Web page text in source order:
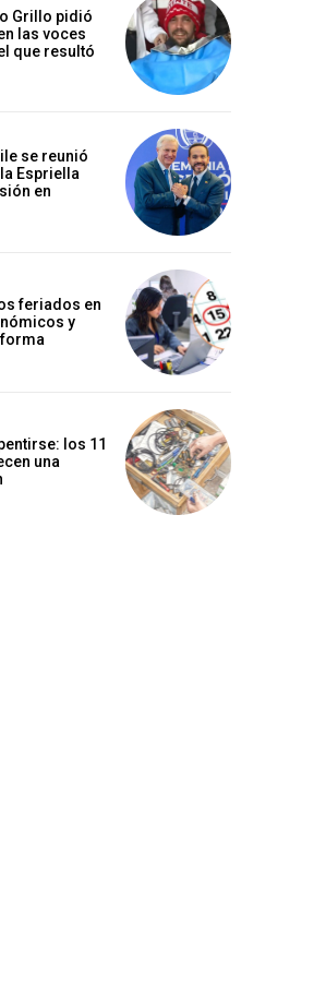
Grillo pidió
las voces
que resultó
se reunió
Espriella
en
feriados en
y
los 11
una